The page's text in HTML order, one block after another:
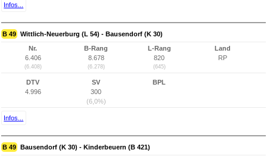
Infos...
B 49 Wittlich-Neuerburg (L 54) - Bausendorf (K 30)
Nr.
6.406
(6.408)
B-Rang
8.678
(6.278)
L-Rang
820
(645)
Land
RP
DTV
4.996
SV
300
(6,0%)
BPL
Infos...
B 49 Bausendorf (K 30) - Kinderbeuern (B 421)